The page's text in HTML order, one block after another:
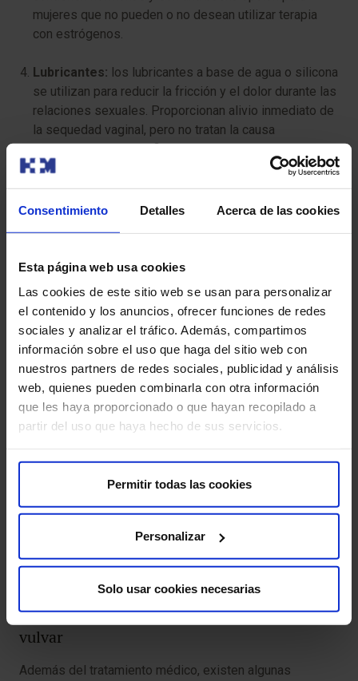
Consentimiento Detalles Acerca de las cookies
Esta página web usa cookies
Las cookies de este sitio web se usan para personalizar
el contenido y los anuncios, ofrecer funciones de redes
sociales y analizar el tráfico. Además, compartimos
información sobre el uso que haga del sitio web con
nuestros partners de redes sociales, publicidad y análisis
web, quienes pueden combinarla con otra información
que les haya proporcionado o que hayan recopilado a
partir del uso que haya hecho de sus servicios.
Permitir todas las cookies
Personalizar
Solo usar cookies necesarias
mujeres que no pueden o no desean utilizar terapia
con estrógenos.
Lubricantes: los lubricantes a base de agua o silicona
se utilizan para reducir la fricción y el dolor durante las
relaciones sexuales. Proporcionan alivio inmediato de
la sequedad vaginal, pero no tratan la causa
subyacente de la atrofia. Es importante elegir
lubricantes a base de agua o silicona, ya que los
lubricantes a base de aceite pueden dañar los
preservativos y aumentar el riesgo de infecciones.
o CO2) como la radiofrecuencia han mostrado utilidad
del calentamiento de dichos tejidos que generan una
nueva formación de colágeno.
El médico determinará la mejor opción para ti en función
de tus necesidades y preferencias.
Consejos de autocuidado para la atrofia
vulvar
Además del tratamiento médico, existen algunas